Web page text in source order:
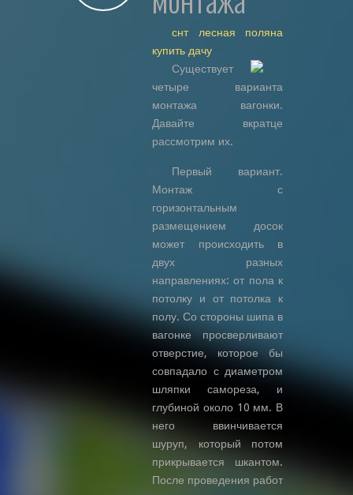
снт лесная поляна
купить дачу
Существует
четыре варианта
монтажа вагонки.
Давайте вкратце
рассмотрим их.
Первый вариант.
Монтаж с
горизонтальным
размещением досок
может происходить в
двух разных
направлениях: от пола к
потолку и от потолка к
полу. Со стороны шипа в
вагонке просверливают
отверстие, которое бы
совпадало с диаметром
шляпки самореза, и
глубиной около 10 мм. В
него ввинчивается
шуруп, который потом
прикрывается шкантом.
После проведения работ